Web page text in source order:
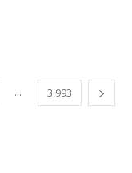
... 3.993